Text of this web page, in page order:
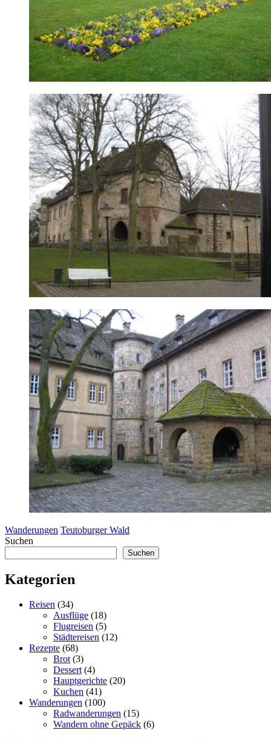
Wanderungen Teutoburger Wald
Suchen
Suchen
Kategorien
Reisen (34)
Ausflüge (18)
Flugreisen (5)
Städtereisen (12)
Rezepte (68)
Brot(3)
Dessert(4)
Hauptgerichte (20)
Kuchen (41)
Wanderungen (100)
Radwanderungen (15)
Wandern ohne Gepäck (6)